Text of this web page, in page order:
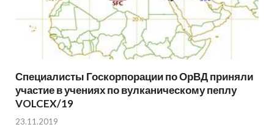
Специалисты Госкорпорации по ОрВД приняли
участие в учениях по вулканическому пеплу
VOLCEX/19
23.11.2019